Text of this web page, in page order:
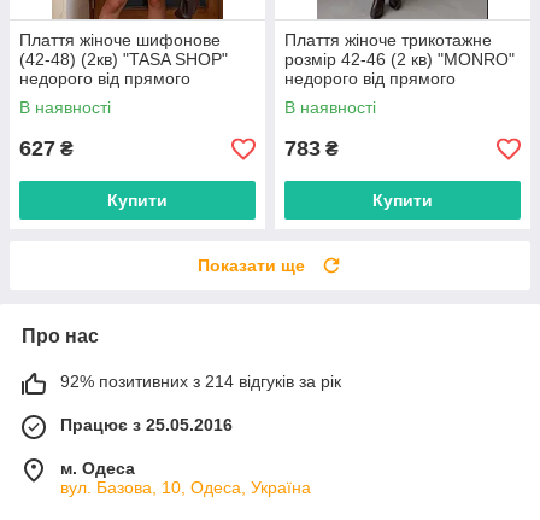
Плаття жіноче шифонове
(42-48) (2кв) "TASA SHOP"
недорого від прямого
постачальника
В наявності
627 ₴
Купити
Плаття жіноче трикотажне
розмір 42-46 (2 кв) "MONRO"
недорого від прямого
постачальника
В наявності
783 ₴
Купити
Показати ще
Про нас
92% позитивних з 214 відгуків за рік
Працює з 25.05.2016
м. Одеса
вул. Базова, 10, Одеса, Україна